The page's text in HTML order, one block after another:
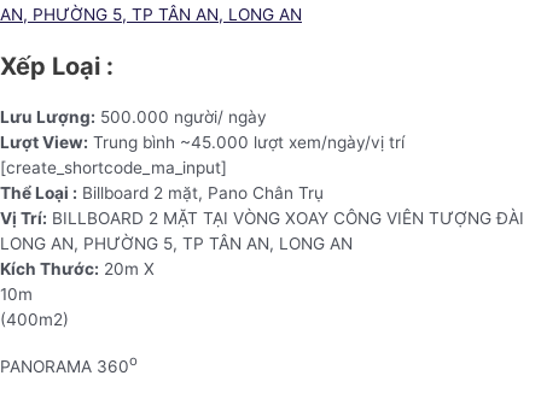
AN, PHƯỜNG 5, TP TÂN AN, LONG AN
Xếp Loại :
Lưu Lượng: 500.000 người/ ngày
Lượt View: Trung bình ~45.000 lượt xem/ngày/vị trí
[create_shortcode_ma_input]
Thể Loại : Billboard 2 mặt, Pano Chân Trụ
Vị Trí: BILLBOARD 2 MẶT TẠI VÒNG XOAY CÔNG VIÊN TƯỢNG ĐÀI
LONG AN, PHƯỜNG 5, TP TÂN AN, LONG AN
Kích Thước: 20m X
10m
(400m2)
PANORAMA 360o